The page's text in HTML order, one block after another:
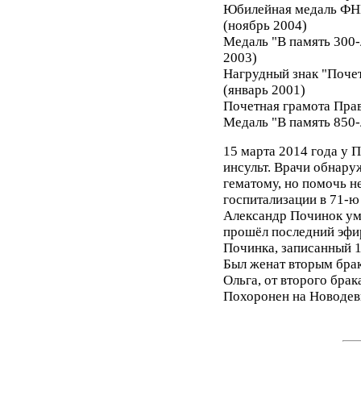
Юбилейная медаль
(ноябрь 2004)
Медаль "В память 300-
2003)
Нагрудный знак
(январь 2001)
Почетная грамота
Медаль "В память
15 марта 2014 года у
инсульт. Врачи
гематому, но помочь
госпитализации в 71-
Александр Починок
прошёл последний
Починка, записанный
Был женат вторым
Ольга, от второго
Похоронен на